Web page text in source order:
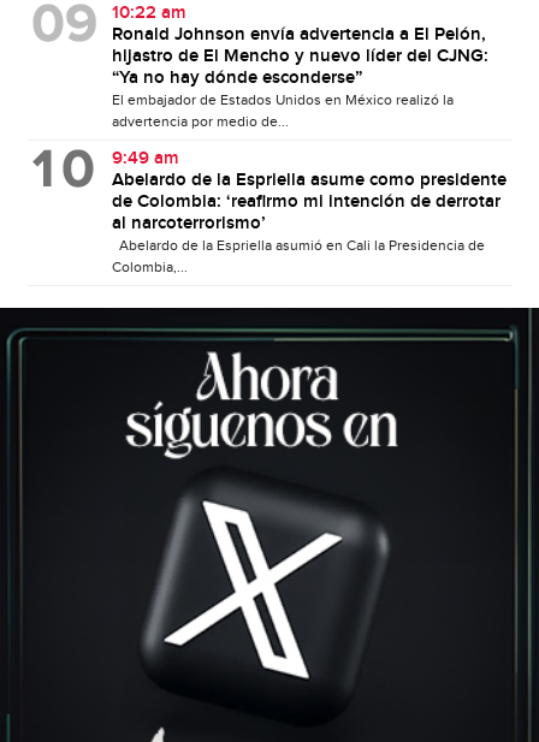
10:22 am
Ronald Johnson envía advertencia a El Pelón,
hijastro de El Mencho y nuevo líder del CJNG:
“Ya no hay dónde esconderse”
El embajador de Estados Unidos en México realizó la
advertencia por medio de...
9:49 am
Abelardo de la Espriella asume como presidente
de Colombia: ‘reafirmo mi intención de derrotar
al narcoterrorismo’
Abelardo de la Espriella asumió en Cali la Presidencia de
Colombia,...